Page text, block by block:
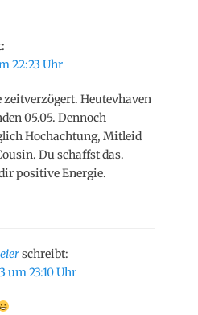
22:23 Uhr
zeitverzögert. Heutevhaven
05.05. Dennoch
Hochachtung, Mitleid
Du schaffst das.
positive Energie.
schreibt:
um 23:10 Uhr